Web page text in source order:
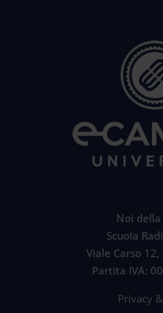
Noi della
Scuola
Viale Carso
Partita IVA:
Privacy